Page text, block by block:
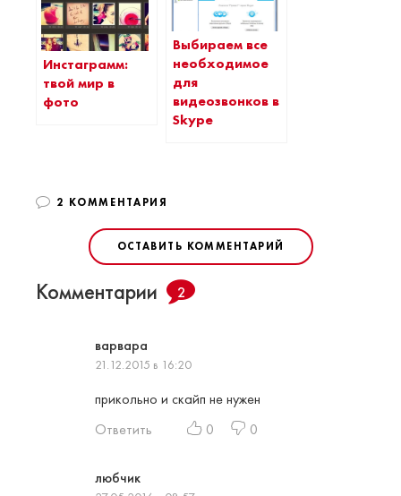
Инстаграмм:
твой мир в
фото
Выбираем все
необходимое
для
видеозвонков в
Skype
2 КОММЕНТАРИЯ
ОСТАВИТЬ КОММЕНТАРИЙ
Комментарии 2
варвара
21.12.2015 в 16:20
прикольно и скайп не нужен
Ответить
0 0
любчик